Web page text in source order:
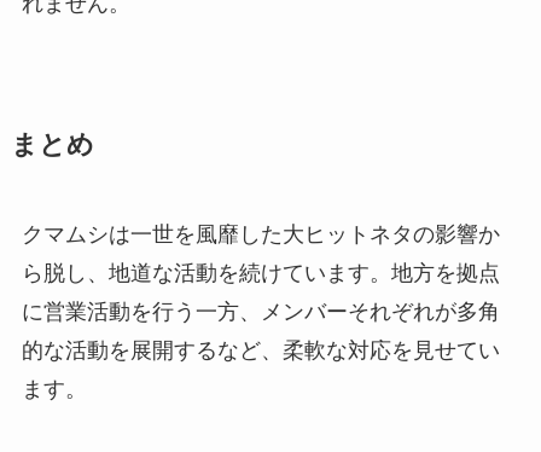
まとめ
クマムシは一世を風靡した大ヒットネタの影響か
ら脱し、地道な活動を続けています。地方を拠点
に営業活動を行う一方、メンバーそれぞれが多角
的な活動を展開するなど、柔軟な対応を見せてい
ます。